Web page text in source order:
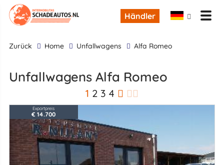
Händler
zurück Home Unfallwagens Alfa Romeo
Unfallwagens Alfa Romeo
1 2 3 4
Exportpreis
€ 14.700